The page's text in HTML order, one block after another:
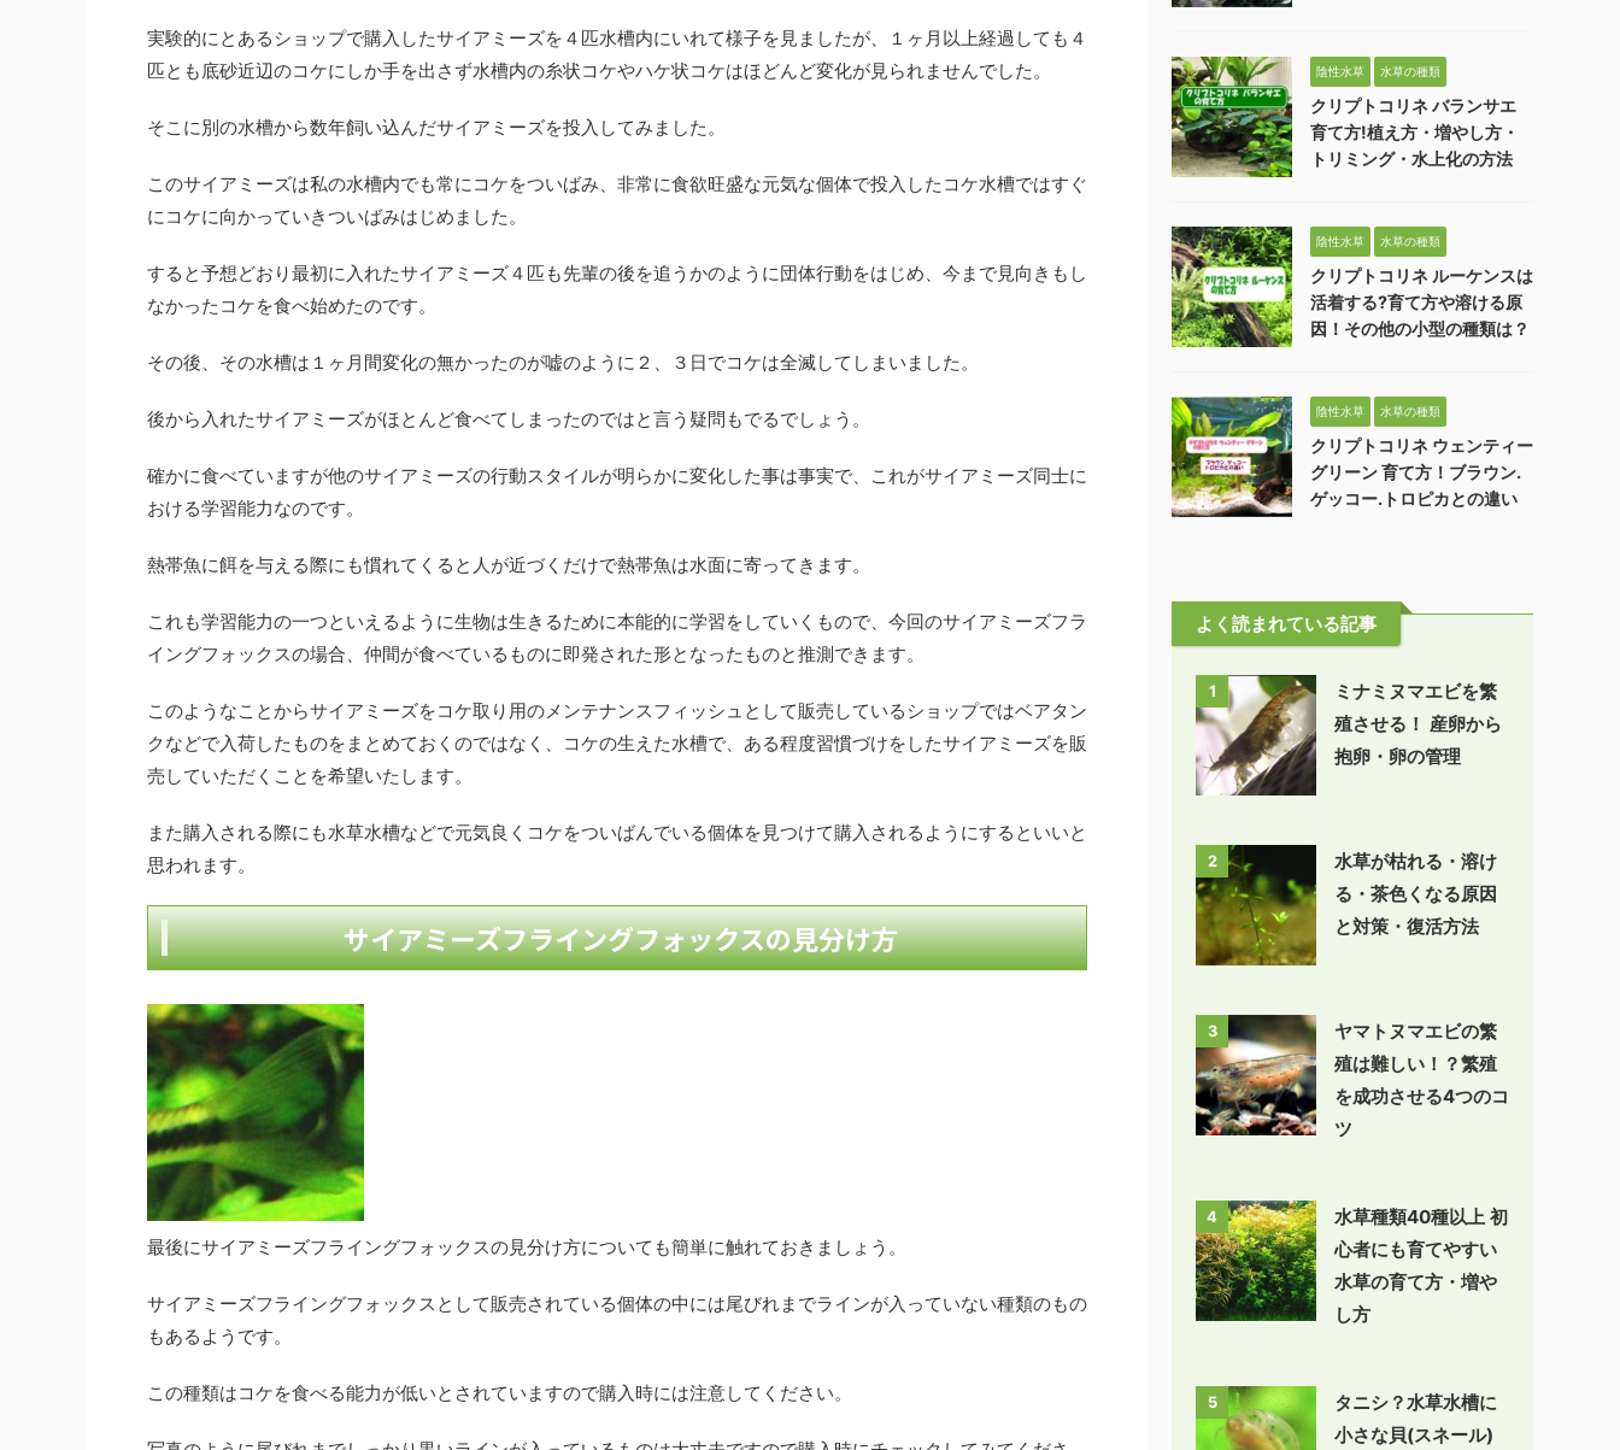
実験的にとあるショップで購入したサイアミーズを４匹水槽内にいれて様子を見ましたが、１ヶ月以上経過しても４
匹とも底砂近辺のコケにしか手を出さず水槽内の糸状コケやハケ状コケはほどんど変化が見られませんでした。
そこに別の水槽から数年飼い込んだサイアミーズを投入してみました。
このサイアミーズは私の水槽内でも常にコケをついばみ、非常に食欲旺盛な元気な個体で投入したコケ水槽ではすぐ
にコケに向かっていきついばみはじめました。
すると予想どおり最初に入れたサイアミーズ４匹も先輩の後を追うかのように団体行動をはじめ、今まで見向きもし
なかったコケを食べ始めたのです。
その後、その水槽は１ヶ月間変化の無かったのが嘘のように２、３日でコケは全滅してしまいました。
後から入れたサイアミーズがほとんど食べてしまったのではと言う疑問もでるでしょう。
確かに食べていますが他のサイアミーズの行動スタイルが明らかに変化した事は事実で、これがサイアミーズ同士に
おける学習能力なのです。
熱帯魚に餌を与える際にも慣れてくると人が近づくだけで熱帯魚は水面に寄ってきます。
これも学習能力の一つといえるように生物は生きるために本能的に学習をしていくもので、今回のサイアミーズフラ
イングフォックスの場合、仲間が食べているものに即発された形となったものと推測できます。
このようなことからサイアミーズをコケ取り用のメンテナンスフィッシュとして販売しているショップではベアタン
クなどで入荷したものをまとめておくのではなく、コケの生えた水槽で、ある程度習慣づけをしたサイアミーズを販
売していただくことを希望いたします。
また購入される際にも水草水槽などで元気良くコケをついばんでいる個体を見つけて購入されるようにするといいと
思われます。
サイアミーズフライングフォックスの見分け方
最後にサイアミーズフライングフォックスの見分け方についても簡単に触れておきましょう。
サイアミーズフライングフォックスとして販売されている個体の中には尾びれまでラインが入っていない種類のもの
もあるようです。
この種類はコケを食べる能力が低いとされていますので購入時には注意してください。
陰性水草 水草の種類
クリプトコリネ バランサエ
育て方!植え方・増やし方・
トリミング・水上化の方法
陰性水草 水草の種類
クリプトコリネ ルーケンスは
活着する?育て方や溶ける原
因！その他の小型の種類は？
陰性水草 水草の種類
クリプトコリネ ウェンティー
グリーン 育て方！ブラウン.
ゲッコー.トロピカとの違い
よく読まれている記事
1
ミナミヌマエビを繁
殖させる！ 産卵から
抱卵・卵の管理
2
水草が枯れる・溶け
る・茶色くなる原因
と対策・復活方法
3
ヤマトヌマエビの繁
殖は難しい！？繁殖
を成功させる4つのコ
ツ
4
水草種類40種以上 初
心者にも育てやすい
水草の育て方・増や
し方
5
タニシ？水草水槽に
小さな貝(スネール)